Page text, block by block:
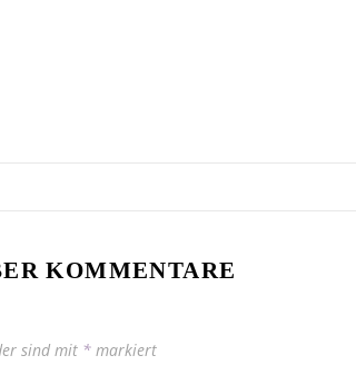
KOMMENTARE
sind mit * markiert